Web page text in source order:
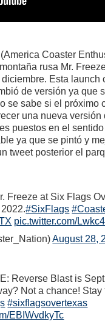
Coaster
rusa Mr.
Esta launch
de versión ya que
se sabe si el próximo
una nueva versión
puestos en el
ya que se pintó y
tweet posterior el
Freeze at Six Flags
#SixFlags
pic.twitter.com/
August 28,
Reverse Blast is
Not a chance! Stay
#sixflagsovertexas
EBIWvdkyTc